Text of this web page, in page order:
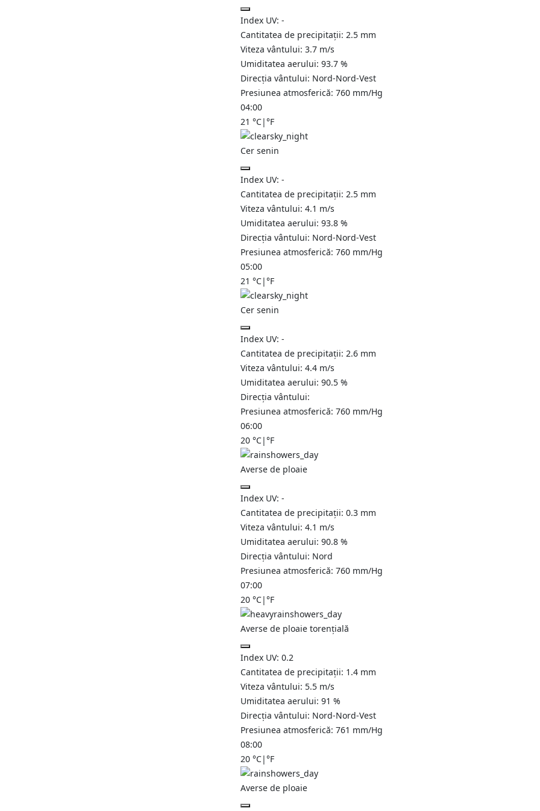
Index UV: -
Cantitatea de precipitații: 2.5 mm
Viteza vântului: 3.7 m/s
Umiditatea aerului: 93.7 %
Direcția vântului: Nord-Nord-Vest
Presiunea atmosferică: 760 mm/Hg
04:00
21 °C|°F
Cer senin
Index UV: -
Cantitatea de precipitații: 2.5 mm
Viteza vântului: 4.1 m/s
Umiditatea aerului: 93.8 %
Direcția vântului: Nord-Nord-Vest
Presiunea atmosferică: 760 mm/Hg
05:00
21 °C|°F
Cer senin
Index UV: -
Cantitatea de precipitații: 2.6 mm
Viteza vântului: 4.4 m/s
Umiditatea aerului: 90.5 %
Direcția vântului:
Presiunea atmosferică: 760 mm/Hg
06:00
20 °C|°F
Averse de ploaie
Index UV: -
Cantitatea de precipitații: 0.3 mm
Viteza vântului: 4.1 m/s
Umiditatea aerului: 90.8 %
Direcția vântului: Nord
Presiunea atmosferică: 760 mm/Hg
07:00
20 °C|°F
Averse de ploaie torențială
Index UV: 0.2
Cantitatea de precipitații: 1.4 mm
Viteza vântului: 5.5 m/s
Umiditatea aerului: 91 %
Direcția vântului: Nord-Nord-Vest
Presiunea atmosferică: 761 mm/Hg
08:00
20 °C|°F
Averse de ploaie